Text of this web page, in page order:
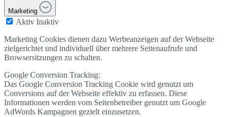
Marketing
Aktiv Inaktiv
Marketing Cookies dienen dazu Werbeanzeigen auf der Webseite
zielgerichtet und individuell über mehrere Seitenaufrufe und
Browsersitzungen zu schalten.
Google Conversion Tracking:
Das Google Conversion Tracking Cookie wird genutzt um
Conversions auf der Webseite effektiv zu erfassen. Diese
Informationen werden vom Seitenbetreiber genutzt um Google
AdWords Kampagnen gezielt einzusetzen.